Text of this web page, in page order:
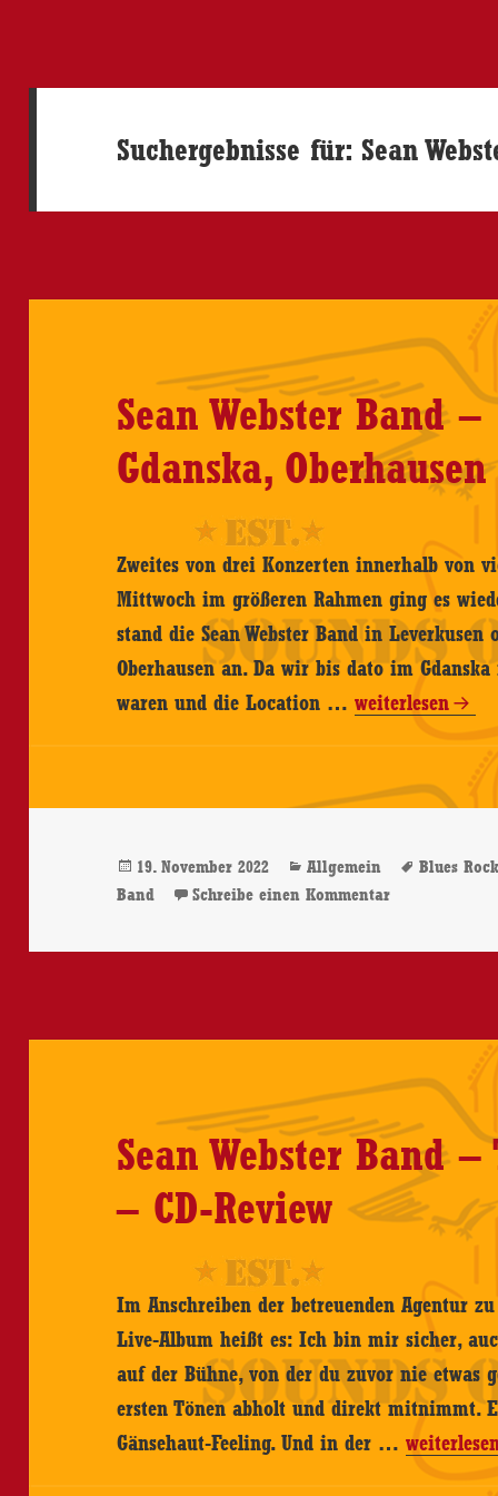
Suchergebnisse für: Sean
Sean Webster Band –
Gdanska,
Zweites von drei Konzerten innerhalb von
Mittwoch im größeren Rahmen ging es
stand die Sean Webster Band in Leverkusen
Oberhausen an. Da wir bis dato im
waren und die Location …Sean
–
Gdanska,
Oberhausen
weiterlesen
Veröffentlicht
am
19. November 2022 Kategorien
Allgemein Blues Rock
Band
Schreibe einen Kommentarzu Sean
Sean Webster Band
– CD-Review
Im Anschreiben der betreuenden Agentur zu
Live-Album heißt es: Ich bin mir sicher,
auf der Bühne, von der du zuvor nie etwas
ersten Tönen abholt und direkt mitnimmt.
Gänsehaut-Feeling. Und in der …Sean